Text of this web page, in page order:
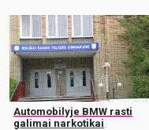
Automobilyje BMW rasti
galimai narkotikai